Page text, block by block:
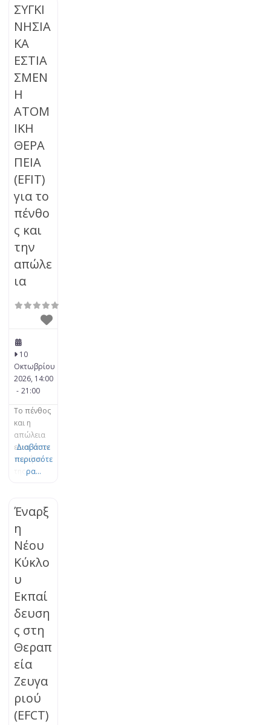
ΣΥΓΚΙ
ΝΗΣΙΑ
ΚΑ
ΕΣΤΙΑ
ΣΜΕΝ
Η
ΑΤΟΜ
ΙΚΗ
ΘΕΡΑ
ΠΕΙΑ
(EFIT)
για το
πένθο
ς και
την
απώλε
ια
10
Οκτωβρίου
2026, 14:00
- 21:00
Το πένθος
και η
απώλεια
είναι στον
πυρήνα
Δεσμού.
Το πένθος
είναι μια
φυσική,
οργανική
διεργασία
εξέλιξης
και
γής, η
οποία
μπορεί να
μπλοκαρισ
τεί. Τα
βιώματα
απώλειας
μπορούν
Διαβάστε
περισσότε
ρα...
Έναρξ
η
Νέου
Κύκλο
υ
Εκπαί
δευση
ς στη
Θεραπ
εία
Ζευγα
ριού
(EFCT)